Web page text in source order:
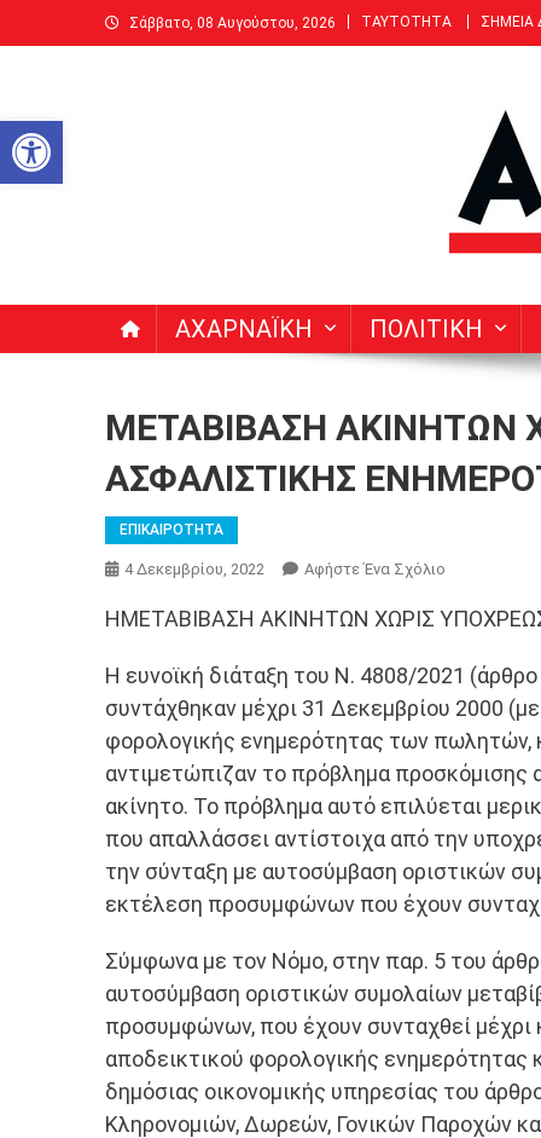
Ανοίξτε τη γραμμή εργαλείων
Μεταπηδήστε
στο
Σάββατο, 08 Αυγούστου, 2026 ΤΑΥΤΟΤΗΤΑ ΣΗΜΕΙΑ
ΑΧΑΡΝΑΪΚΗ ΠΟΛΙΤΙΚΗ
ΜΕΤΑΒΙΒΑΣΗ ΑΚΙΝΗΤΩΝ
ΑΣΦΑΛΙΣΤΙΚΗΣ
ΕΠΙΚΑΙΡΟΤΗΤΑ
4 Δεκεμβρίου, 2022 Αφήστε Ένα Σχόλιο
ΜΕΤΑΒΙΒΑΣΗ
ΧΩΡΙΣ
ΥΠΟΧΡΕΩΣΗ
HΜΕΤΑΒΙΒΑΣΗ ΑΚΙΝΗΤΩΝ ΧΩΡΙΣ
Η ευνοϊκή διάταξη του Ν. 4808/2021
συντάχθηκαν μέχρι 31 ∆εκεμβρίου 2000
φορολογικής ενημερότητας των πωλητών,
αντιμετώπιζαν το πρόβλημα προσκόμισης
ακίνητο. Το πρόβλημα αυτό επιλύεται
που απαλλάσσει αντίστοιχα από την
την σύνταξη με αυτοσύμβαση οριστικών
εκτέλεση προσυμφώνων που έχουν
Σύμφωνα με τον Νόμο, στην παρ. 5 του
αυτοσύμβαση οριστικών συμολαίων
προσυμφώνων, που έχουν συνταχθεί μέχρι
αποδεικτικού φορολογικής ενημερότητας
δημόσιας οικονομικής υπηρεσίας του
Κληρονομιών, ∆ωρεών, Γονικών Παροχών